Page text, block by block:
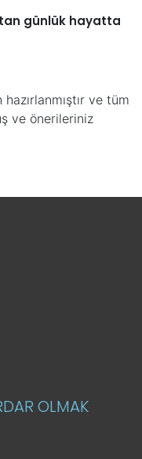
günlük hayatta
ve tüm
ve önerileriniz
OLMAK